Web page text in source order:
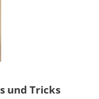
und Tricks